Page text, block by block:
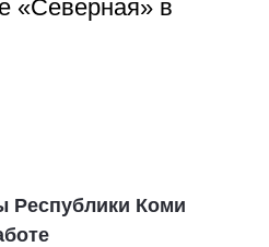
«Северная» в
Республики Коми